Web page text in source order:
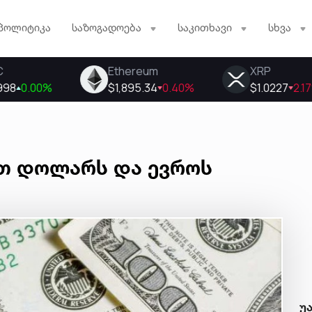
საზოგადოება საკითხავი სხვა
დოლარს და ევროს